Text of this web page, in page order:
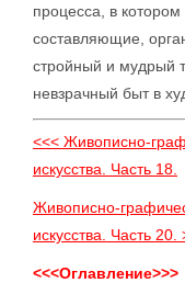
процесса, в
составляющие,
стройный и мудрый
невзрачный быт в
<<< Живописно-
искусства. Часть 18.
Живописно-
искусства. Часть 20.
<<<Оглавление>>>